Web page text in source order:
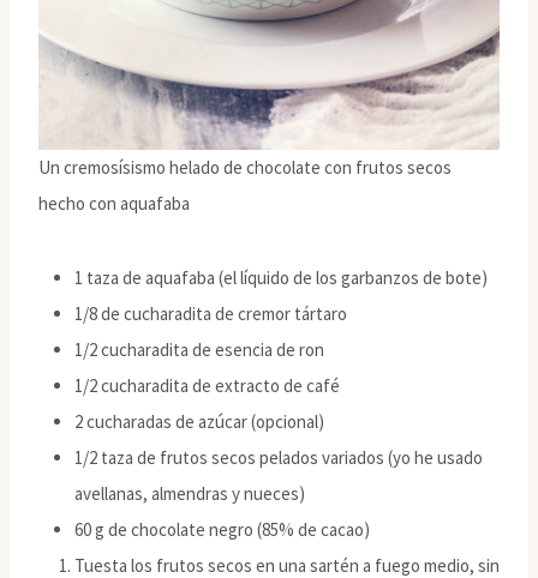
Un cremosísismo helado de chocolate con frutos secos
hecho con aquafaba
1 taza de aquafaba (el líquido de los garbanzos de bote)
1/8 de cucharadita de cremor tártaro
1/2 cucharadita de esencia de ron
1/2 cucharadita de extracto de café
2 cucharadas de azúcar (opcional)
1/2 taza de frutos secos pelados variados (yo he usado
avellanas, almendras y nueces)
60 g de chocolate negro (85% de cacao)
Tuesta los frutos secos en una sartén a fuego medio, sin